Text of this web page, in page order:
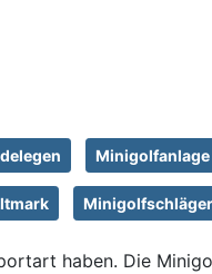
Minigolfanlage
Minigolfschläger
haben. Die